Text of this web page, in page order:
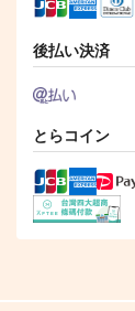
後払い決済
とらコイン